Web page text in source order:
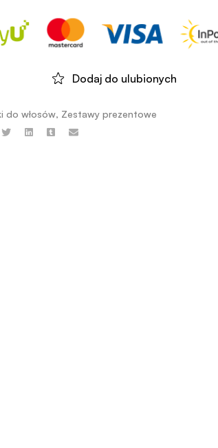
Dodaj do ulubionych
do włosów, Zestawy prezentowe